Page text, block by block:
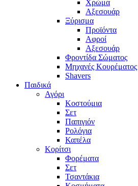
Χρώμα
Αξεσουάρ
Ξύρισμα
Προϊόντα
Αφροί
Αξεσουάρ
Φροντίδα Σώματος
Μηχανές Κουρέματος
Shavers
Παιδικά
Αγόρι
Κοστούμια
Σετ
Παπιγιόν
Ρολόγια
Καπέλα
Κορίτσι
Φορέματα
Σετ
Τσαντάκια